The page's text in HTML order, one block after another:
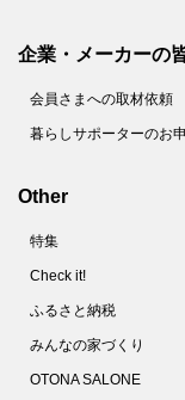
企業・メーカーの
会員さまへの取材依頼
暮らしサポーターのお
Other
特集
Check it!
ふるさと納税
みんなの家づくり
OTONA SALONE